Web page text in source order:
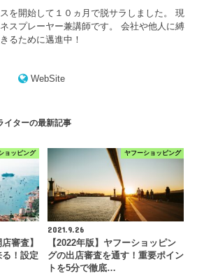
を開始して１０ヵ月で脱サラしました。 現
スプレーヤー兼講師です。 会社や他人に縛
るために邁進中！
WebSite
イターの最新記事
ョッピング
審査】
！設定
ヤフーショッピング
2021.9.26
【2022年版】ヤフーショッピン
グの出店審査を通す！重要ポイン
トを5分で徹底…